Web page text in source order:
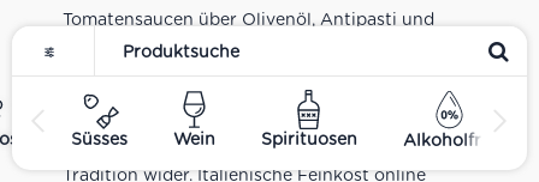
Süsses Wein Spirituosen Alkoholfrei
Tomatensaucen über Olivenöl, Antipasti und
Pesto bis zu Balsamico und Spezialitäten aus
verschiedenen Regionen Italiens. Alle Produkte
sind Teil unseres realen Supermarkt-Sortiments
und spiegeln italienische Alltagsküche und
Tradition wider. Italienische Feinkost online